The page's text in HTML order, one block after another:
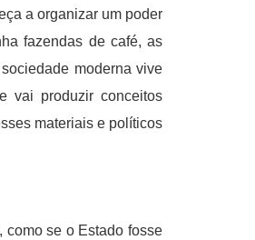
a organizar um poder
fazendas de café, as
moderna vive
vai produzir conceitos
materiais e políticos
como se o Estado fosse